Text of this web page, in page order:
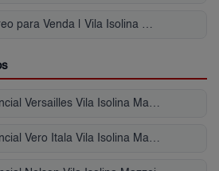
Apartamento no térreo para Venda | Vila Isolina Mazzei
Condomínio Residencial Versailles Vila Isolina Mazzei
Condomínio Residencial Vero Itala Vila Isolina Mazzei